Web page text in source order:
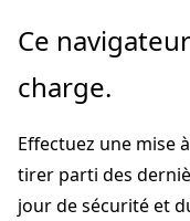
Passer
directement
au
principal
Ce
charge.
Effectuez une mise
tirer parti des
jour de sécurité et